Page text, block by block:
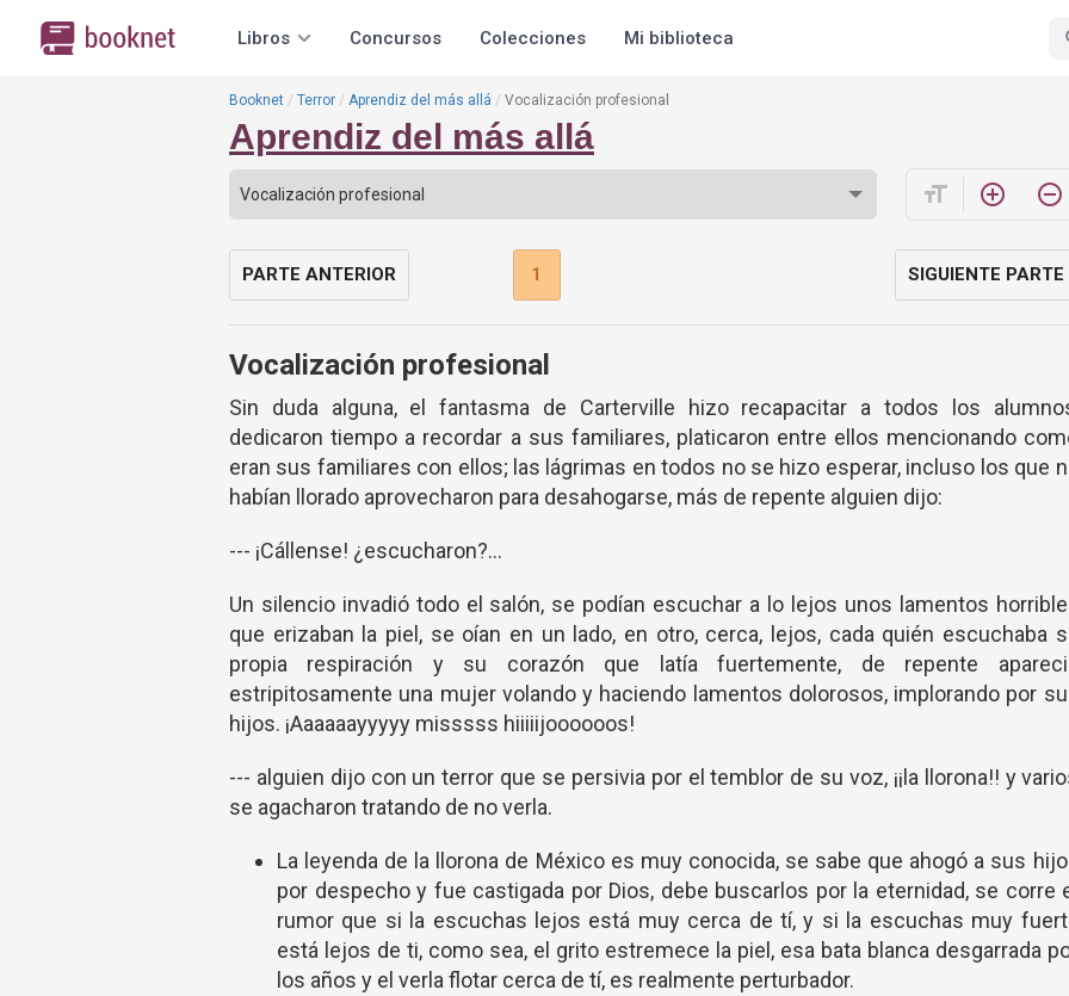
Libros Concursos Colecciones Mi biblioteca
Booknet Terror Aprendiz del más allá Vocalización profesional
Aprendiz del más allá
format_size add_circle_outline remove_circle_outline
PARTE ANTERIOR 1 SIGUIENTE PARTE
Vocalización profesional
Sin duda alguna, el fantasma de Carterville hizo recapacitar a todos los
dedicaron tiempo a recordar a sus familiares, platicaron entre ellos mencionando
eran sus familiares con ellos; las lágrimas en todos no se hizo esperar, incluso los que
habían llorado aprovecharon para desahogarse, más de repente alguien dijo:
--- ¡Cállense! ¿escucharon?...
Un silencio invadió todo el salón, se podían escuchar a lo lejos unos lamentos
que erizaban la piel, se oían en un lado, en otro, cerca, lejos, cada quién escuchaba
propia respiración y su corazón que latía fuertemente, de repente
estripitosamente una mujer volando y haciendo lamentos dolorosos, implorando por
hijos. ¡Aaaaaayyyyy misssss hiiiiijoooooos!
--- alguien dijo con un terror que se persivia por el temblor de su voz, ¡¡la llorona!! y
se agacharon tratando de no verla.
La leyenda de la llorona de México es muy conocida, se sabe que ahogó a sus
por despecho y fue castigada por Dios, debe buscarlos por la eternidad, se corre
rumor que si la escuchas lejos está muy cerca de tí, y si la escuchas muy
está lejos de ti, como sea, el grito estremece la piel, esa bata blanca desgarrada
los años y el verla flotar cerca de tí, es realmente perturbador.